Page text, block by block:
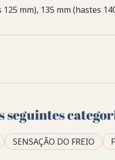
mm), 135 mm (hastes
seguintes
SENSAÇÃO DO FREIO